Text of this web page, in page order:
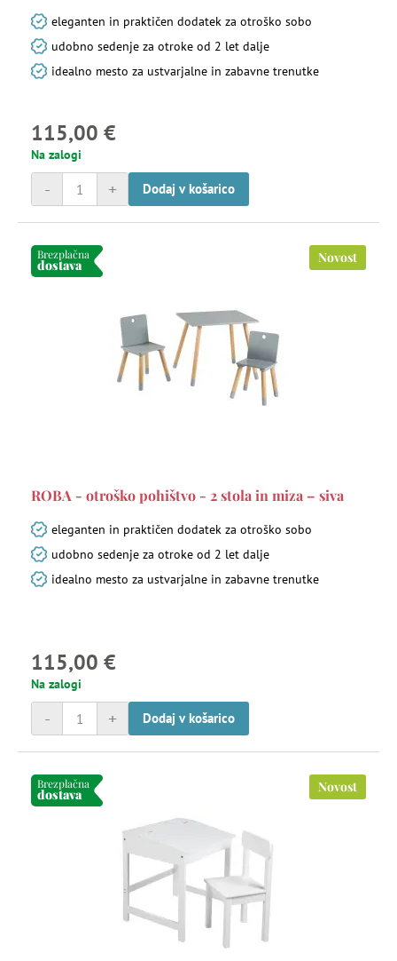
eleganten in praktičen dodatek za otroško sobo
udobno sedenje za otroke od 2 let dalje
idealno mesto za ustvarjalne in zabavne trenutke
115,00 €
Na zalogi
+
- Dodaj v košarico
Brezplačna
dostava Novost
ROBA - otroško pohištvo - 2 stola in miza – siva
eleganten in praktičen dodatek za otroško sobo
udobno sedenje za otroke od 2 let dalje
idealno mesto za ustvarjalne in zabavne trenutke
115,00 €
Na zalogi
+
- Dodaj v košarico
Brezplačna
dostava Novost